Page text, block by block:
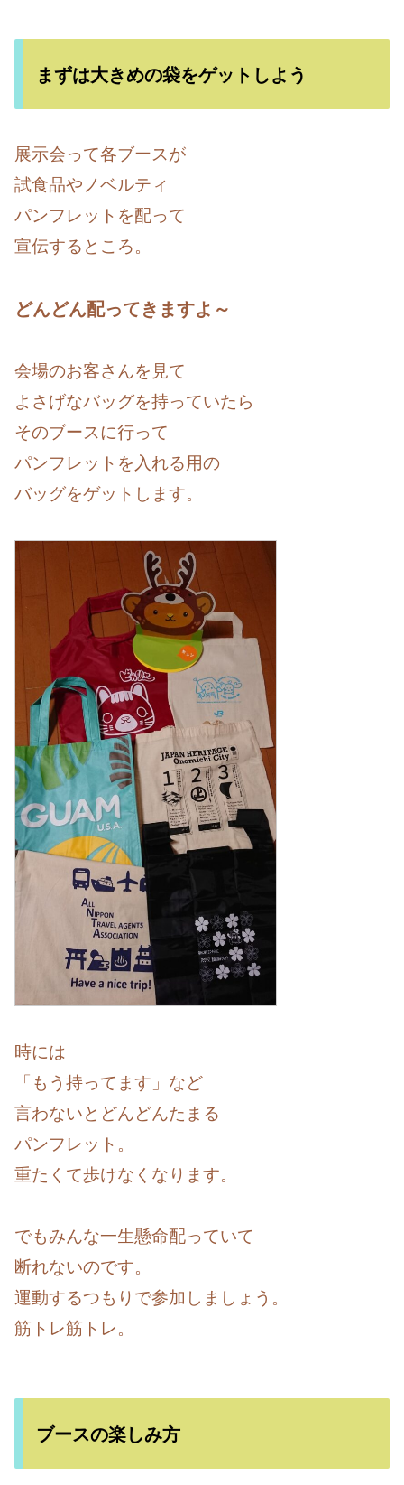
まずは大きめの袋をゲットしよう
展示会って各ブースが
試食品やノベルティ
パンフレットを配って
宣伝するところ。
どんどん配ってきますよ～
会場のお客さんを見て
よさげなバッグを持っていたら
そのブースに行って
パンフレットを入れる用の
バッグをゲットします。
時には
「もう持ってます」など
言わないとどんどんたまる
パンフレット。
重たくて歩けなくなります。
でもみんな一生懸命配っていて
断れないのです。
運動するつもりで参加しましょう。
筋トレ筋トレ。
ブースの楽しみ方